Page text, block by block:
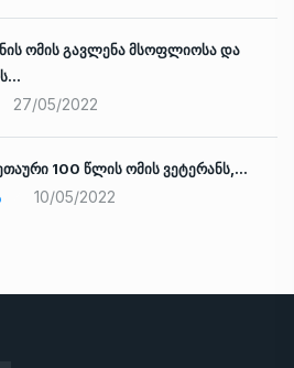
ომის გავლენა მსოფლიოსა და
27/05/2022
100 წლის ომის ვეტერანს,…
10/05/2022